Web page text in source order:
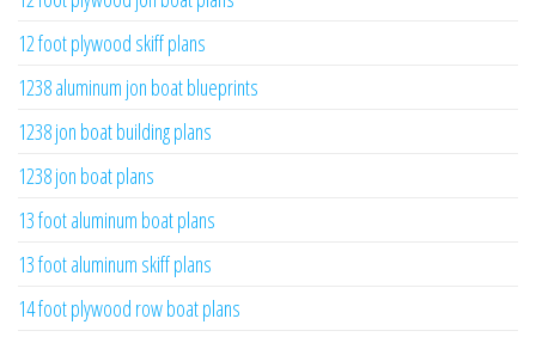
12 foot plywood skiff plans
1238 aluminum jon boat blueprints
1238 jon boat building plans
1238 jon boat plans
13 foot aluminum boat plans
13 foot aluminum skiff plans
14 foot plywood row boat plans